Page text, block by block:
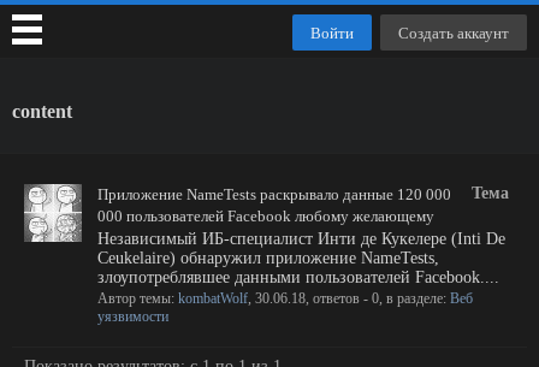
content
Тема
Приложение NameTests раскрывало данные 120 000
000 пользователей Facebook любому желающему
Независимый ИБ-специалист Инти де Кукелере (Inti De
Ceukelaire) обнаружил приложение NameTests,
злоупотреблявшее данными пользователей Facebook....
Автор темы: kombatWolf, 30.06.18, ответов - 0, в разделе: Веб
уязвимости
Войти Создать аккаунт